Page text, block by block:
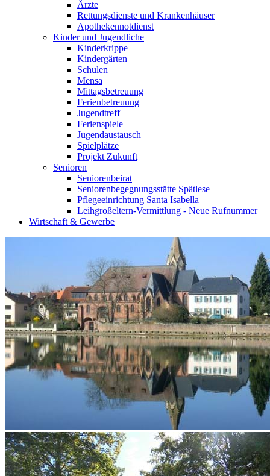
Ärzte
Rettungsdienste und Krankenhäuser
Apothekennotdienst
Kinder und Jugendliche
Kinderkrippe
Kindergärten
Schulen
Mensa
Mittagsbetreuung
Ferienbetreuung
Jugendtreff
Ferienspiele
Jugendaustausch
Spielplätze
Projekt Zukunft
Senioren
Seniorenbeirat
Seniorenbegegnungsstätte Spätlese
Pflegeeinrichtung Santa Isabella
Leihgroßeltern-Vermittlung - Neue Rufnummer
Wirtschaft & Gewerbe